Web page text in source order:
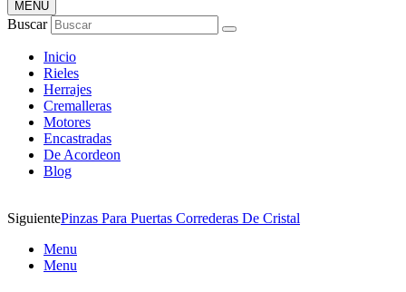
MENÚ
Buscar
Inicio
Rieles
Herrajes
Cremalleras
Motores
Encastradas
De Acordeon
Blog
SiguientePinzas Para Puertas Correderas De Cristal
Menu
Menu